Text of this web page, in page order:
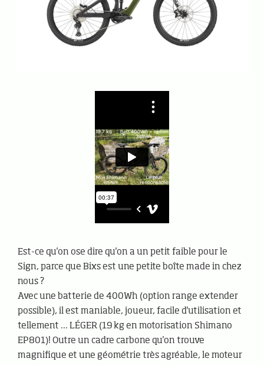
Est-ce qu'on ose dire qu'on a un petit faible pour le
Sign, parce que Bixs est une petite boîte made in chez
nous ?
Avec une batterie de 400Wh (option range extender
possible), il est maniable, joueur, facile d'utilisation et
tellement ... LÉGER (19 kg en motorisation Shimano
EP801)! Outre un cadre carbone qu'on trouve
magnifique et une géométrie très agréable, le moteur